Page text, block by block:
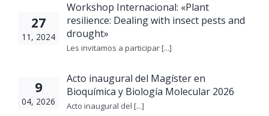
27
11, 2024
Workshop Internacional: «Plant
resilience: Dealing with insect pests and
drought»
Les invitamos a participar [...]
9
04, 2026
Acto inaugural del Magíster en
Bioquímica y Biología Molecular 2026
Acto inaugural del [...]